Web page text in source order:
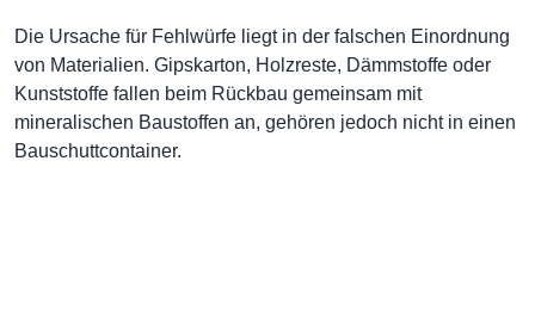
Die Ursache für Fehlwürfe liegt in der falschen Einordnung
von Materialien. Gipskarton, Holzreste, Dämmstoffe oder
Kunststoffe fallen beim Rückbau gemeinsam mit
mineralischen Baustoffen an, gehören jedoch nicht in einen
Bauschuttcontainer.